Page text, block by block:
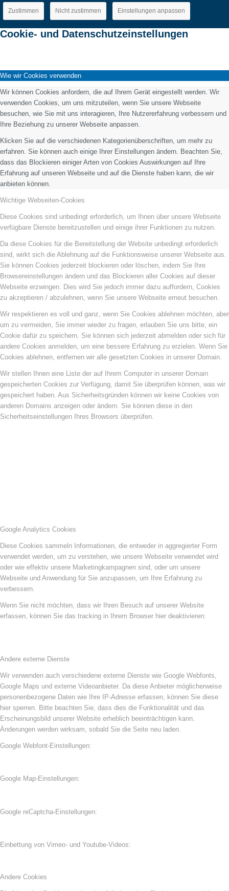
Zustimmen Nicht zustimmen Einstellungen anpassen
Cookie- und Datenschutzeinstellungen
Wie wir Cookies verwenden
Wir können Cookies anfordern, die auf Ihrem Gerät eingestellt werden. Wir
verwenden Cookies, um uns mitzuteilen, wenn Sie unsere Webseite
besuchen, wie Sie mit uns interagieren, Ihre Nutzererfahrung verbessern und
Ihre Beziehung zu unserer Webseite anpassen.
Klicken Sie auf die verschiedenen Kategorienüberschriften, um mehr zu
erfahren. Sie können auch einige Ihrer Einstellungen ändern. Beachten Sie,
dass das Blockieren einiger Arten von Cookies Auswirkungen auf Ihre
Erfahrung auf unseren Webseite und auf die Dienste haben kann, die wir
anbieten können.
Wichtige Webseiten-Cookies
Diese Cookies sind unbedingt erforderlich, um Ihnen über unsere Webseite
verfügbare Dienste bereitzustellen und einige ihrer Funktionen zu nutzen.
Da diese Cookies für die Bereitstellung der Website unbedingt erforderlich
sind, wirkt sich die Ablehnung auf die Funktionsweise unserer Webseite aus.
Sie können Cookies jederzeit blockieren oder löschen, indem Sie Ihre
Browsereinstellungen ändern und das Blockieren aller Cookies auf dieser
Webseite erzwingen. Dies wird Sie jedoch immer dazu auffordern, Cookies
zu akzeptieren / abzulehnen, wenn Sie unsere Webseite erneut besuchen.
Wir respektieren es voll und ganz, wenn Sie Cookies ablehnen möchten, aber
um zu vermeiden, Sie immer wieder zu fragen, erlauben Sie uns bitte, ein
Cookie dafür zu speichern. Sie können sich jederzeit abmelden oder sich für
andere Cookies anmelden, um eine bessere Erfahrung zu erzielen. Wenn Sie
Cookies ablehnen, entfernen wir alle gesetzten Cookies in unserer Domain.
Wir stellen Ihnen eine Liste der auf Ihrem Computer in unserer Domain
gespeicherten Cookies zur Verfügung, damit Sie überprüfen können, was wir
gespeichert haben. Aus Sicherheitsgründen können wir keine Cookies von
anderen Domains anzeigen oder ändern. Sie können diese in den
Sicherheitseinstellungen Ihres Browsers überprüfen.
Google Analytics Cookies
Diese Cookies sammeln Informationen, die entweder in aggregierter Form
verwendet werden, um zu verstehen, wie unsere Webseite verwendet wird
oder wie effektiv unsere Marketingkampagnen sind, oder um unsere
Webseite und Anwendung für Sie anzupassen, um Ihre Erfahrung zu
verbessern.
Wenn Sie nicht möchten, dass wir Ihren Besuch auf unserer Website
erfassen, können Sie das tracking in Ihrem Browser hier deaktivieren:
Andere externe Dienste
Wir verwenden auch verschiedene externe Dienste wie Google Webfonts,
Google Maps und externe Videoanbieter. Da diese Anbieter möglicherweise
personenbezogene Daten wie Ihre IP-Adresse erfassen, können Sie diese
hier sperren. Bitte beachten Sie, dass dies die Funktionalität und das
Erscheinungsbild unserer Website erheblich beeinträchtigen kann.
Änderungen werden wirksam, sobald Sie die Seite neu laden.
Google Webfont-Einstellungen:
Google Map-Einstellungen:
Google reCaptcha-Einstellungen:
Einbettung von Vimeo- und Youtube-Videos:
Andere Cookies